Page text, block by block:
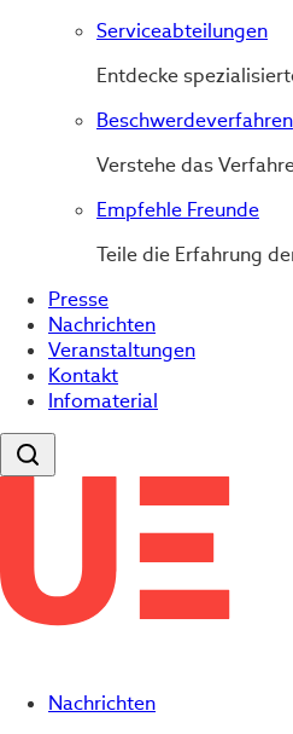
Serviceabteilungen
Entdecke
Beschwerdeverfahren
Verstehe das
Empfehle Freunde
Teile die Erfahrung
Presse
Nachrichten
Veranstaltungen
Kontakt
Infomaterial
Nachrichten